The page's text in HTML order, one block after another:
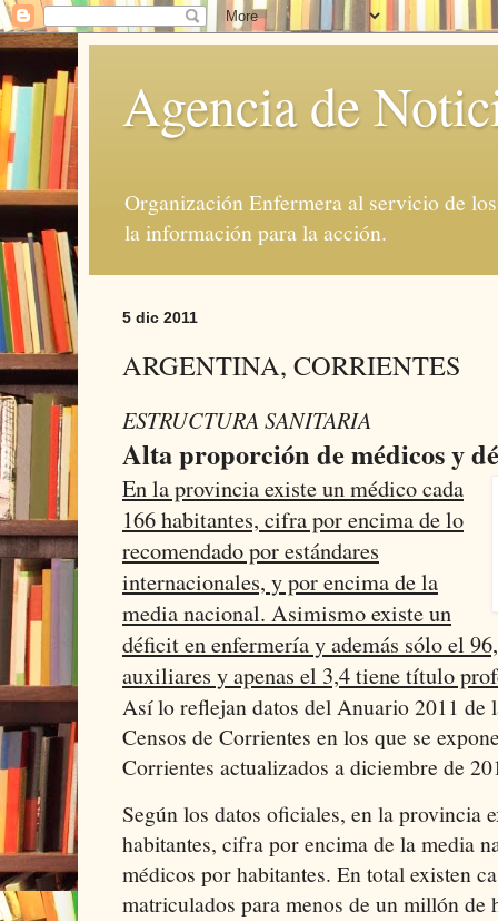
Agencia de
Organización Enfermera al servicio de
la información para la acción.
5 dic 2011
ARGENTINA, CORRIENTES
ESTRUCTURA SANITARIA
Alta proporción de médicos y
En la provincia existe un médico cada
166 habitantes, cifra por encima de lo
recomendado por estándares
internacionales, y por encima de la
media nacional. Asimismo existe un
déficit en enfermería y además sólo el
auxiliares y apenas el 3,4 tiene título
Así lo reflejan datos del Anuario 2011 de
Censos de Corrientes en los que se
Corrientes actualizados a diciembre de
Según los datos oficiales, en la provincia
habitantes, cifra por encima de la media
médicos por habitantes. En total existen
matriculados para menos de un millón de